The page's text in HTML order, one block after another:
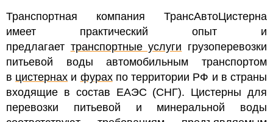
Транспортная компания ТрансАвтоЦистерна
имеет практический опыт и
предлагает транспортные услуги грузоперевозки
питьевой воды автомобильным транспортом
в цистернах и фурахпо территории РФ и в страны
входящие в состав ЕАЭС (СНГ). Цистерны для
перевозки питьевой и минеральной воды